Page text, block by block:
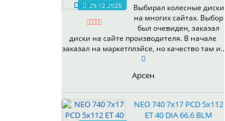
29.12.2025
Выбирал колесные диски
на многих сайтах. Выбор
был очевиден, заказал
диски на сайте производителя. В начале
заказал на маркетплэйсе, но качество там и..
Арсен
NEO 740 7x17 PCD 5x112
ET 40 DIA 66.6 BLM